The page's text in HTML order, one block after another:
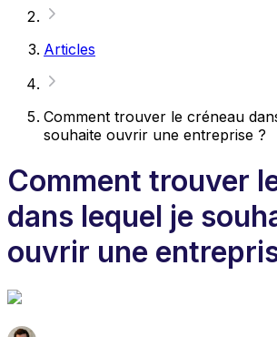
Articles
Comment trouver le créneau
souhaite ouvrir une entreprise ?
Comment trouver
dans lequel je
ouvrir une